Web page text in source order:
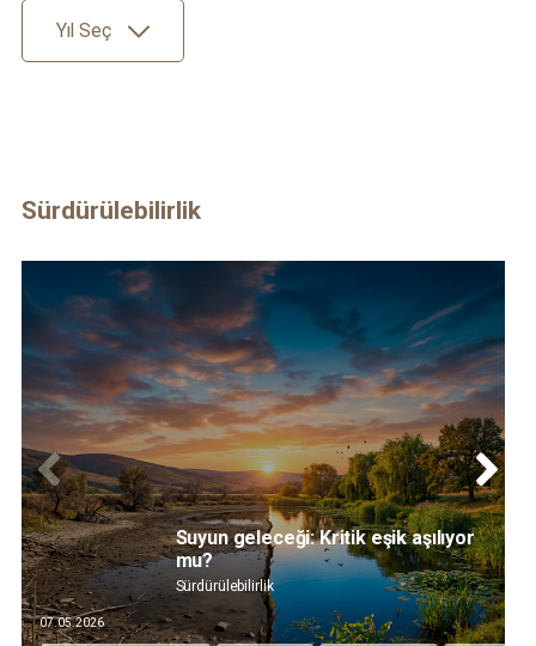
Yıl Seç
Sürdürülebilirlik
Suyun geleceği: Kritik eşik aşılıyor
mu?
Sürdürülebilirlik
07.05.2026